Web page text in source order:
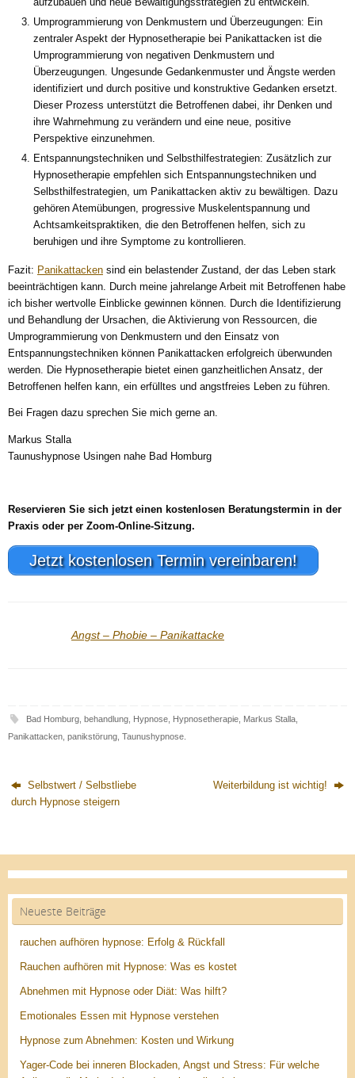
aufzubauen und neue Bewältigungsstrategien zu entwickeln.
Umprogrammierung von Denkmustern und Überzeugungen: Ein
zentraler Aspekt der Hypnosetherapie bei Panikattacken ist die
Umprogrammierung von negativen Denkmustern und
Überzeugungen. Ungesunde Gedankenmuster und Ängste werden
identifiziert und durch positive und konstruktive Gedanken ersetzt.
Dieser Prozess unterstützt die Betroffenen dabei, ihr Denken und
ihre Wahrnehmung zu verändern und eine neue, positive
Perspektive einzunehmen.
Entspannungstechniken und Selbsthilfestrategien: Zusätzlich zur
Hypnosetherapie empfehlen sich Entspannungstechniken und
Selbsthilfestrategien, um Panikattacken aktiv zu bewältigen. Dazu
gehören Atemübungen, progressive Muskelentspannung und
Achtsamkeitspraktiken, die den Betroffenen helfen, sich zu
beruhigen und ihre Symptome zu kontrollieren.
Fazit: Panikattacken sind ein belastender Zustand, der das Leben stark
beeinträchtigen kann. Durch meine jahrelange Arbeit mit Betroffenen habe
ich bisher wertvolle Einblicke gewinnen können. Durch die Identifizierung
und Behandlung der Ursachen, die Aktivierung von Ressourcen, die
Umprogrammierung von Denkmustern und den Einsatz von
Entspannungstechniken können Panikattacken erfolgreich überwunden
werden. Die Hypnosetherapie bietet einen ganzheitlichen Ansatz, der
Betroffenen helfen kann, ein erfülltes und angstfreies Leben zu führen.
Bei Fragen dazu sprechen Sie mich gerne an.
Markus Stalla
Taunushypnose Usingen nahe Bad Homburg
Reservieren Sie sich jetzt einen kostenlosen Beratungstermin in der
Praxis oder per Zoom-Online-Sitzung.
Jetzt kostenlosen Termin vereinbaren!
Angst – Phobie – Panikattacke
Bad Homburg, behandlung, Hypnose, Hypnosetherapie, Markus Stalla,
Panikattacken panikstörung Taunushypnose
Selbstwert / Selbstliebe
durch Hypnose steigern
Weiterbildung ist wichtig!
Neueste Beiträge
rauchen aufhören hypnose: Erfolg & Rückfall
Rauchen aufhören mit Hypnose: Was es kostet
Abnehmen mit Hypnose oder Diät: Was hilft?
Emotionales Essen mit Hypnose verstehen
Hypnose zum Abnehmen: Kosten und Wirkung
Yager-Code bei inneren Blockaden, Angst und Stress: Für welche